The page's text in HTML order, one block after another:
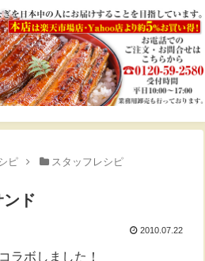
ピ スタッフレシピ
ンド
2010.07.22
ラボしました！